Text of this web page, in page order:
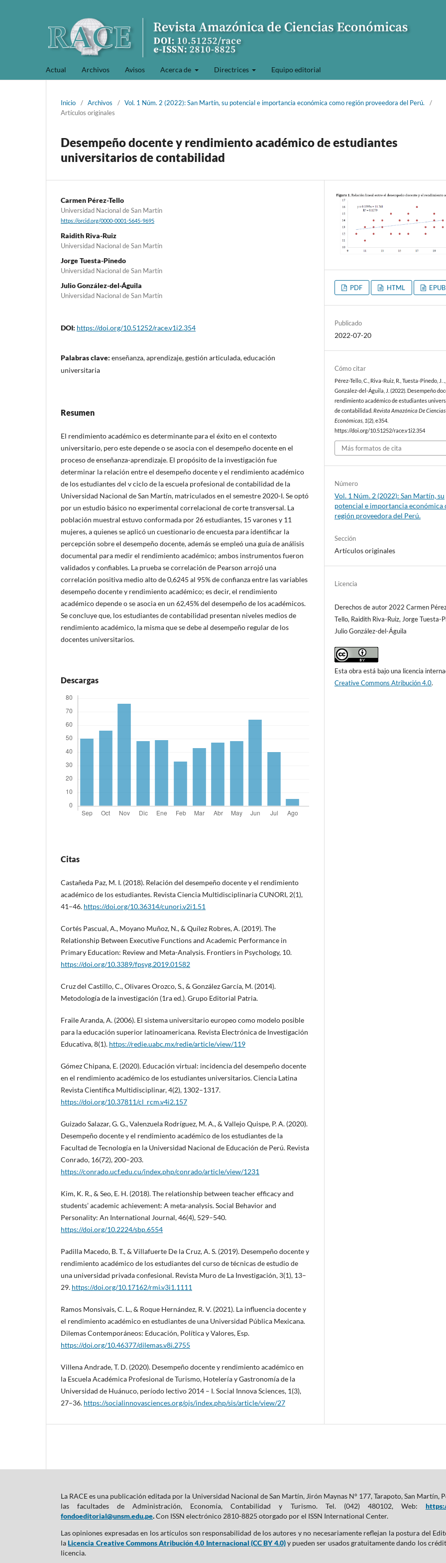
Actual Archivos Avisos Acerca de Directrices Equipo editorial
Inicio / Archivos / Vol. 1 Núm. 2 (2022): San Martín, su potencial e importancia económica como región proveedora del Perú.
/
Artículos originales
Desempeño docente y rendimiento académico de estudiantes
universitarios de contabilidad
Carmen Pérez-Tello
Universidad Nacional de San Martín
https://orcid.org/0000-0001-5645-9695
Raidith Riva-Ruiz
Universidad Nacional de San Martín
Jorge Tuesta-Pinedo
Universidad Nacional de San Martín
Julio González-del-Águila
Universidad Nacional de San Martín
DOI: https://doi.org/10.51252/race.v1i2.354
Palabras clave: enseñanza, aprendizaje, gestión articulada, educación
universitaria
Resumen
El rendimiento académico es determinante para el éxito en el contexto
universitario, pero este depende o se asocia con el desempeño docente en el
proceso de enseñanza-aprendizaje. El propósito de la investigación fue
determinar la relación entre el desempeño docente y el rendimiento académico
de los estudiantes del v ciclo de la escuela profesional de contabilidad de la
Universidad Nacional de San Martín, matriculados en el semestre 2020-I. Se optó
por un estudio básico no experimental correlacional de corte transversal. La
población muestral estuvo conformada por 26 estudiantes, 15 varones y 11
mujeres, a quienes se aplicó un cuestionario de encuesta para identificar la
percepción sobre el desempeño docente, además se empleó una guía de análisis
documental para medir el rendimiento académico; ambos instrumentos fueron
validados y confiables. La prueba se correlación de Pearson arrojó una
correlación positiva medio alto de 0,6245 al 95% de confianza entre las variables
desempeño docente y rendimiento académico; es decir, el rendimiento
académico depende o se asocia en un 62,45% del desempeño de los académicos.
Se concluye que, los estudiantes de contabilidad presentan niveles medios de
rendimiento académico, la misma que se debe al desempeño regular de los
docentes universitarios.
Descargas
Citas
Castañeda Paz, M. I. (2018). Relación del desempeño docente y el rendimiento
académico de los estudiantes. Revista Ciencia Multidisciplinaria CUNORI, 2(1),
41–46. https://doi.org/10.36314/cunori.v2i1.51
Cortés Pascual, A., Moyano Muñoz, N., & Quílez Robres, A. (2019). The
Relationship Between Executive Functions and Academic Performance in
Primary Education: Review and Meta-Analysis. Frontiers in Psychology, 10.
https://doi.org/10.3389/fpsyg.2019.01582
Cruz del Castillo, C., Olivares Orozco, S., & González García, M. (2014).
Metodología de la investigación (1ra ed.). Grupo Editorial Patria.
Fraile Aranda, A. (2006). El sistema universitario europeo como modelo posible
para la educación superior latinoamericana. Revista Electrónica de Investigación
Educativa, 8(1). https://redie.uabc.mx/redie/article/view/119
Gómez Chipana, E. (2020). Educación virtual: incidencia del desempeño docente
en el rendimiento académico de los estudiantes universitarios. Ciencia Latina
Revista Científica Multidisciplinar, 4(2), 1302–1317.
https://doi.org/10.37811/cl_rcm.v4i2.157
Guizado Salazar, G. G., Valenzuela Rodríguez, M. A., & Vallejo Quispe, P. A. (2020).
Desempeño docente y el rendimiento académico de los estudiantes de la
Facultad de Tecnología en la Universidad Nacional de Educación de Perú. Revista
Conrado, 16(72), 200–203.
https://conrado.ucf.edu.cu/index.php/conrado/article/view/1231
Kim, K. R., & Seo, E. H. (2018). The relationship between teacher efficacy and
students’ academic achievement: A meta-analysis. Social Behavior and
Personality: An International Journal, 46(4), 529–540.
https://doi.org/10.2224/sbp.6554
Padilla Macedo, B. T., & Villafuerte De la Cruz, A. S. (2019). Desempeño docente y
rendimiento académico de los estudiantes del curso de técnicas de estudio de
una universidad privada confesional. Revista Muro de La Investigación, 3(1), 13–
29. https://doi.org/10.17162/rmi.v3i1.1111
Ramos Monsivais, C. L., & Roque Hernández, R. V. (2021). La influencia docente y
el rendimiento académico en estudiantes de una Universidad Pública Mexicana.
Dilemas Contemporáneos: Educación, Política y Valores, Esp.
https://doi.org/10.46377/dilemas.v8i.2755
Villena Andrade, T. D. (2020). Desempeño docente y rendimiento académico en
la Escuela Académica Profesional de Turismo, Hotelería y Gastronomía de la
Universidad de Huánuco, período lectivo 2014 – I. Social Innova Sciences, 1(3),
27–36. https://socialinnovasciences.org/ojs/index.php/sis/article/view/27
PDF HTML EPUB
Publicado
2022-07-20
Cómo citar
Pérez-Tello, C., Riva-Ruiz, R., Tuesta-Pinedo, J.
González-del-Águila, J. (2022). Desempeño
rendimiento académico de estudiantes
de contabilidad.Revista Amazónica De Ciencias
Económicas 1(2), e354.
https://doi.org/10.51252/race.v1i2.354
Más formatos de cita
Número
Vol. 1 Núm. 2 (2022): San Martín, su
potencial e importancia económica
región proveedora del Perú.
Sección
Artículos originales
Licencia
Derechos de autor 2022 Carmen
Tello, Raidith Riva-Ruiz, Jorge Tuesta-
Julio González-del-Águila
Esta obra está bajo una licencia
Creative Commons Atribución 4.0.
La RACE es una publicación editada por la Universidad Nacional de San Martín, Jirón Maynas N° 177, Tarapoto, San
las facultades de Administración, Economía, Contabilidad y Turismo. Tel. (042) 480102, Web:
fondoeditorial@unsm.edu.pe.Con ISSN electrónico 2810-8825 otorgado por el ISSN International Center.
Las opiniones expresadas en los artículos son responsabilidad de los autores y no necesariamente reflejan la postura del
laLicencia Creative Commons Atribución 4.0 Internacional (CC BY 4.0)y pueden ser usados gratuitamente dando los
licencia.